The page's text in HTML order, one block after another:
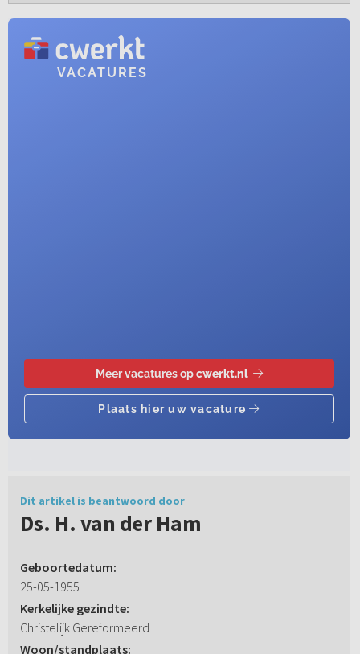
Dit artikel is beantwoord door
Ds. H. van der Ham
Geboortedatum:
25-05-1955
Kerkelijke gezindte:
Christelijk Gereformeerd
Woon/standplaats: